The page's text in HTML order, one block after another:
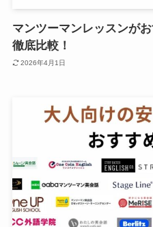
マンツーマンレッスンが
徹底比較！
2026年4月1日